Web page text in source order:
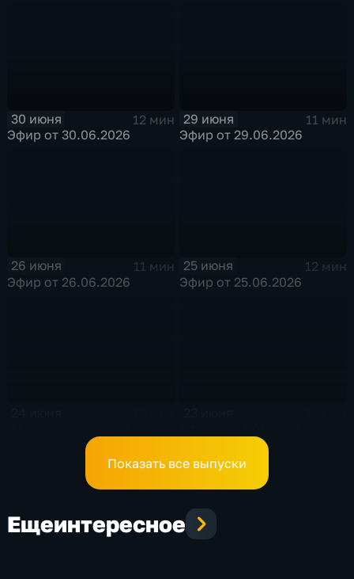
30 июня
12 мин
Эфир от 30.06.2026
29 июня
11 мин
Эфир от 29.06.2026
26 июня
11 мин
Эфир от 26.06.2026
25 июня
12 мин
Эфир от 25.06.2026
Показать все выпуски
Ещеинтересное